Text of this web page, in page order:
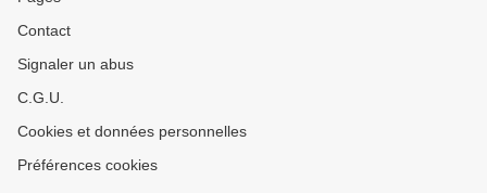
Contact
Signaler un abus
C.G.U.
Cookies et données personnelles
Préférences cookies